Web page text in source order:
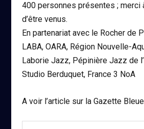
400 personnes présentes ; merci
d’être venus.
En partenariat avec le Rocher de
LABA, OARA, Région Nouvelle-
Laborie Jazz, Pépinière Jazz de
Studio Berduquet, France 3 NoA
A voir l’article sur la Gazette